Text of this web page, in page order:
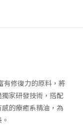
有修復力的原料，將
家研發技術，搭配
的療癒系精油，為